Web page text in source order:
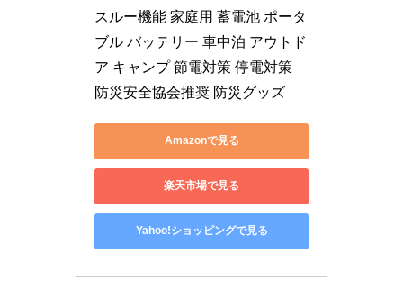
スルー機能 家庭用 蓄電池 ポータ
ブル バッテリー 車中泊 アウトド
ア キャンプ 節電対策 停電対策
防災安全協会推奨 防災グッズ
Amazonで見る
楽天市場で見る
Yahoo!ショッピングで見る